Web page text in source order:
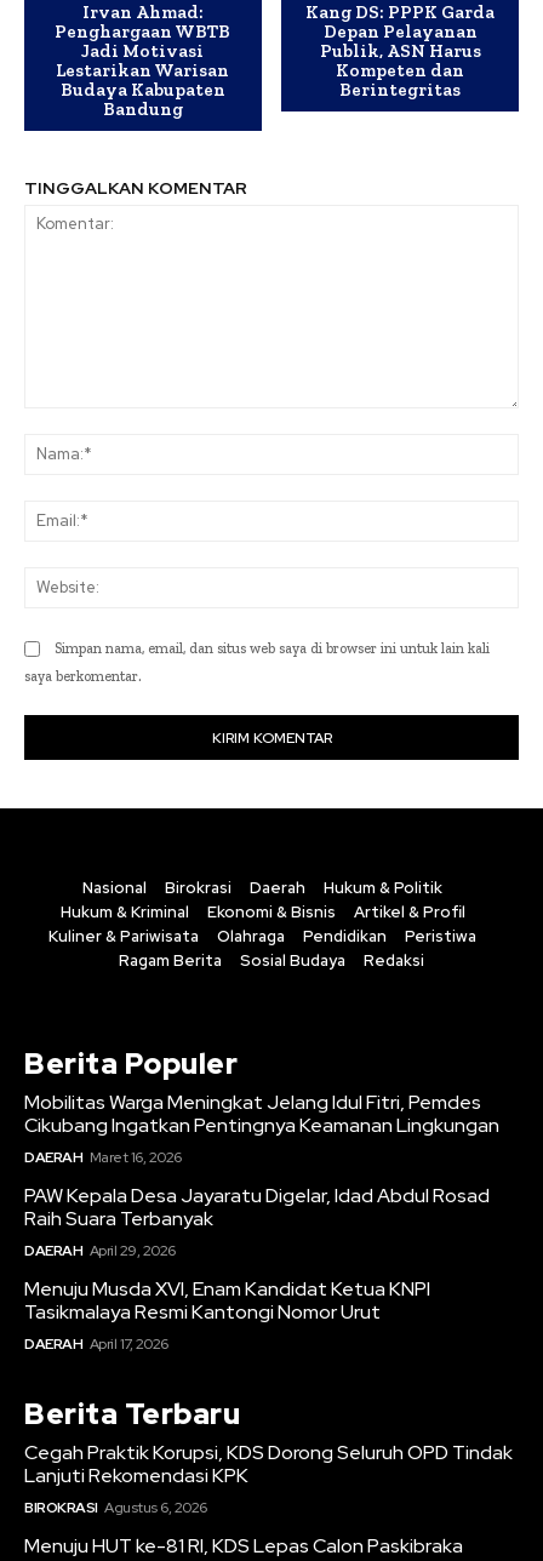
Irvan Ahmad:
Penghargaan WBTB
Jadi Motivasi
Lestarikan Warisan
Budaya Kabupaten
Bandung
Kang DS: PPPK Garda
Depan Pelayanan
Publik, ASN Harus
Kompeten dan
Berintegritas
TINGGALKAN KOMENTAR
Simpan nama, email, dan situs web saya di browser ini untuk lain kali
saya berkomentar.
Nasional Birokrasi Daerah
Hukum & Politik
Hukum & Kriminal
Ekonomi & Bisnis
Artikel & Profil
Kuliner & Pariwisata
Olahraga Pendidikan
Peristiwa
Ragam Berita
Sosial Budaya Redaksi
Berita Populer
Mobilitas Warga Meningkat Jelang Idul Fitri, Pemdes
Cikubang Ingatkan Pentingnya Keamanan Lingkungan
DAERAH Maret 16, 2026
PAW Kepala Desa Jayaratu Digelar, Idad Abdul Rosad
Raih Suara Terbanyak
DAERAH April 29, 2026
Menuju Musda XVI, Enam Kandidat Ketua KNPI
Tasikmalaya Resmi Kantongi Nomor Urut
DAERAH April 17, 2026
Berita Terbaru
Cegah Praktik Korupsi, KDS Dorong Seluruh OPD Tindak
Lanjuti Rekomendasi KPK
BIROKRASI Agustus 6, 2026
Menuju HUT ke-81 RI, KDS Lepas Calon Paskibraka